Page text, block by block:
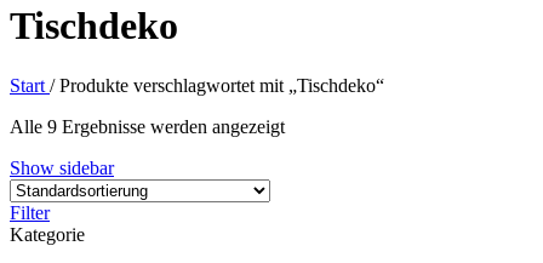
Tischdeko
Start / Produkte verschlagwortet mit „Tischdeko“
Alle 9 Ergebnisse werden angezeigt
Show sidebar
Filter
Kategorie